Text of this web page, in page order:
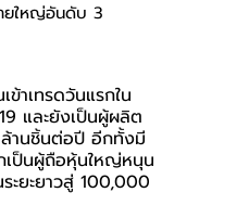
ยใหญ่อันดับ 3
าเทรดวันแรกใน
และยังเป็นผู้ผลิต
านชิ้นต่อปี อีกทั้งมี
เป็นผู้ถือหุ้นใหญ่หนุน
ะยะยาวสู่ 100,000